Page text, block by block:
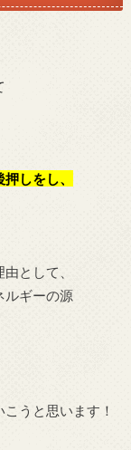
しをし、
として、
ルギーの源
うと思います！